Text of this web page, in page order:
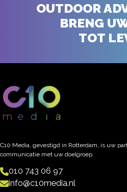
OUTDOOR
BRENG
TOT
C10 Media, gevestigd in Rotterdam, is uw
communicatie met uw doelgroep.
010 743 06 97
info@c10media.nl